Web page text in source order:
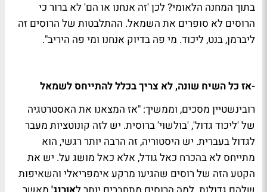
בתוך המחנה הלאומי? לכן 'זה אנחנו או הם' לא ברור כי
הרוסים לא סופרים את השמאל. ההתלבטות של הרוסים זה
ליברמן, בנט, ליכוד. מי פה בדיוק אנחנו ומי פה היריב".
-אז כל השיח שונה, לא צריך בכלל להתייחס לשמאל
רובינשטיין מסכים, וממשיך: "אז המצאנו את האסטרטגיה
של 'ליכוד גדול', 'בולשוי' ברוסית. יש לזה קונוטציות מעבר
לגדול בעברית. יש היסטוריה, זה הרבה יותר רגשי, הוא
מתייחס לא בהכרח כאל גודל, אלא כאל מושג על. יש את
הקטע הזה של רוסים שהגיעו מרקע אימפריאלי והשאיפות